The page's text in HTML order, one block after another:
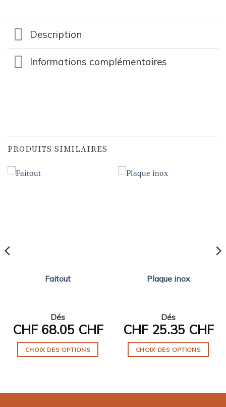
Description
Informations complémentaires
PRODUITS SIMILAIRES
Faitout
Dés
CHF68.05 CHF
CHOIX DES OPTIONS
Plaque inox
Dés
CHF25.35 CHF
CHOIX DES OPTIONS